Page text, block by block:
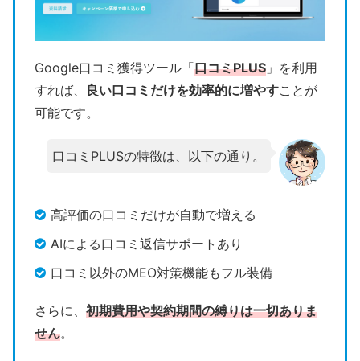
Google口コミ獲得ツール「口コミPLUS 」を利用
すれば、 良い口コミだけを効率的に増やすことが
可能です。
口コミPLUSの特徴は、以下の通り。
高評価の口コミだけが自動で増える
AIによる口コミ返信サポートあり
口コミ以外のMEO対策機能もフル装備
さらに、 初期費用や契約期間の縛りは一切ありま
せん。